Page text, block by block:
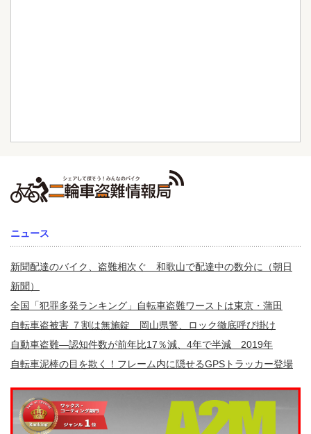
ニュース
新聞配達のバイク、盗難相次ぐ 和歌山で配達中の数分に（朝日
新聞）
全国「犯罪多発ランキング」自転車盗難ワーストは東京・蒲田
自転車盗被害 ７割は無施錠 岡山県警、ロック徹底呼び掛け
自動車盗難—認知件数が前年比17％減、4年で半減 2019年
自転車泥棒の目を欺く！フレーム内に隠せるGPSトラッカー登場